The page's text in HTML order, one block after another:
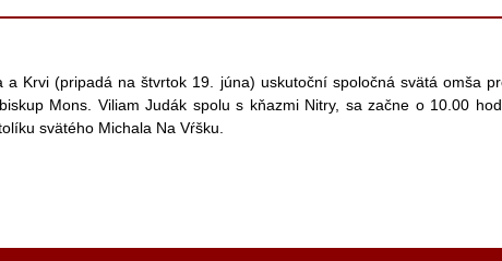
Krvi (pripadá na štvrtok 19. júna) uskutoční spoločná svätá omša
Mons. Viliam Judák spolu s kňazmi Nitry, sa začne o 10.00
svätého Michala Na Vŕšku.